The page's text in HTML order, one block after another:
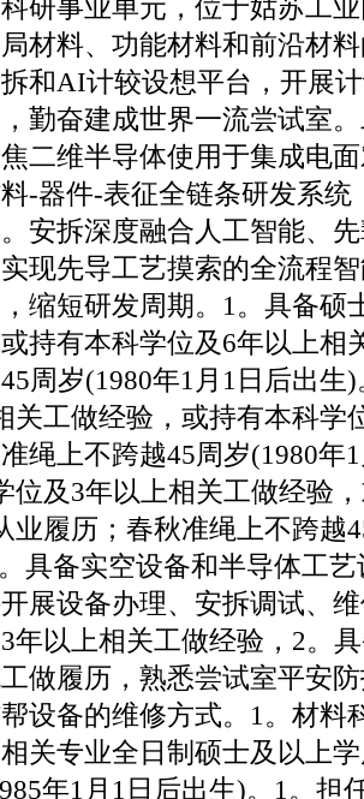
研事业单元，位于姑苏工
材料、功能材料和前沿材
和AI计较设想平台，开展
勤奋建成世界一流尝试室
二维半导体使用于集成电
-器件-表征全链条研发系统
安拆深度融合人工智能、
现先导工艺摸索的全流程
缩短研发周期。1。具备硕
持有本科学位及6年以上相
周岁(1980年1月1日后出生
关工做经验，或持有本科学
绳上不跨越45周岁(1980年
位及3年以上相关工做经验
业履历；春秋准绳上不跨越
具备实空设备和半导体工
展设备办理、安拆调试、
年以上相关工做经验，2。
做履历，熟悉尝试室平安
设备的维修方式。1。材料
关专业全日制硕士及以上
年1月1日后出生)。1。担